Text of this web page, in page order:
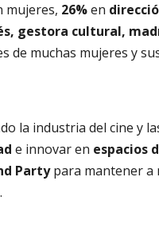
mujeres, 26%en
gestora cultural,
de muchas mujeres y
la industria del cine y
e innovar en espacios
Partypara mantener a